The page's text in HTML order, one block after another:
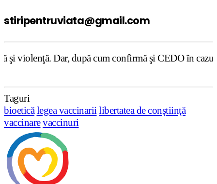
stiripentruviata@gmail.com
cum confirmă şi CEDO în cazul Handyside
Taguri
bioetică legea vaccinariilibertatea de conştiinţă
vaccinarevaccinuri